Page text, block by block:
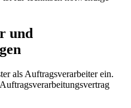
und
als Auftragsverarbeiter ein.